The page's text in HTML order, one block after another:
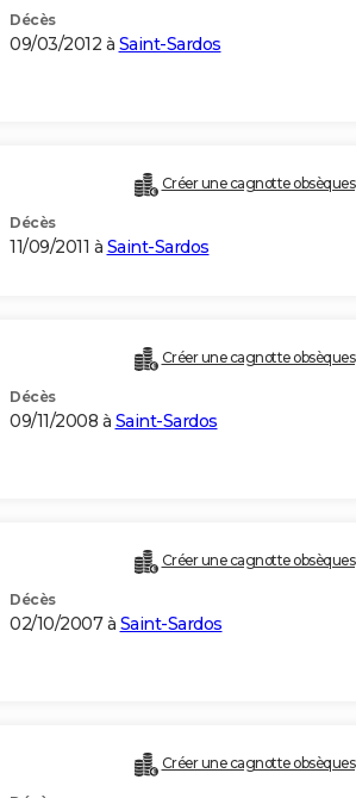
Décès
09/03/2012 à Saint-Sardos
Créer une cagnotte obsèques
Décès
11/09/2011 à Saint-Sardos
Créer une cagnotte obsèques
Décès
09/11/2008 à Saint-Sardos
Créer une cagnotte obsèques
Décès
02/10/2007 à Saint-Sardos
Créer une cagnotte obsèques